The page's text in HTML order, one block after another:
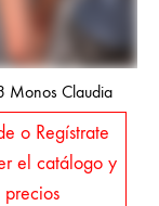
Monos Claudia
o Regístrate
el catálogo y
precios